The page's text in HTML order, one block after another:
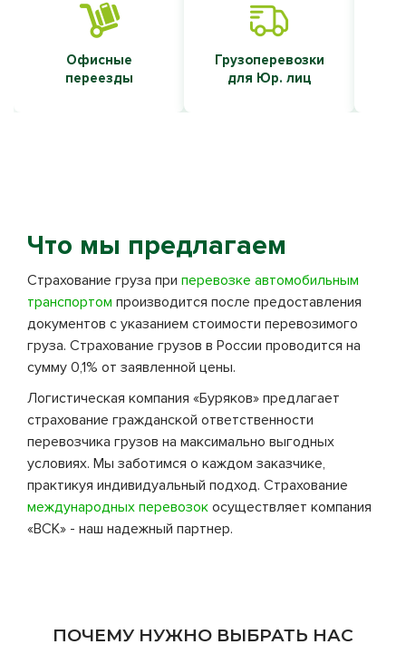
Офисные
переезды
Грузоперевозки
для Юр. лиц
Что мы предлагаем
Страхование груза при перевозке автомобильным
транспортом производится после предоставления
документов с указанием стоимости перевозимого
груза. Страхование грузов в России проводится на
сумму 0,1% от заявленной цены.
Логистическая компания «Буряков» предлагает
страхование гражданской ответственности
перевозчика грузов на максимально выгодных
условиях. Мы заботимся о каждом заказчике,
практикуя индивидуальный подход. Страхование
международных перевозок осуществляет компания
«ВСК» - наш надежный партнер.
ПОЧЕМУ НУЖНО ВЫБРАТЬ НАС